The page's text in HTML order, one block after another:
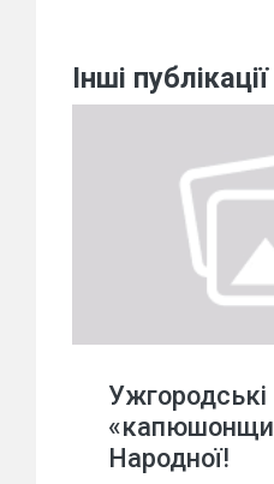
Інші публікації
Ужгородські
Народної!